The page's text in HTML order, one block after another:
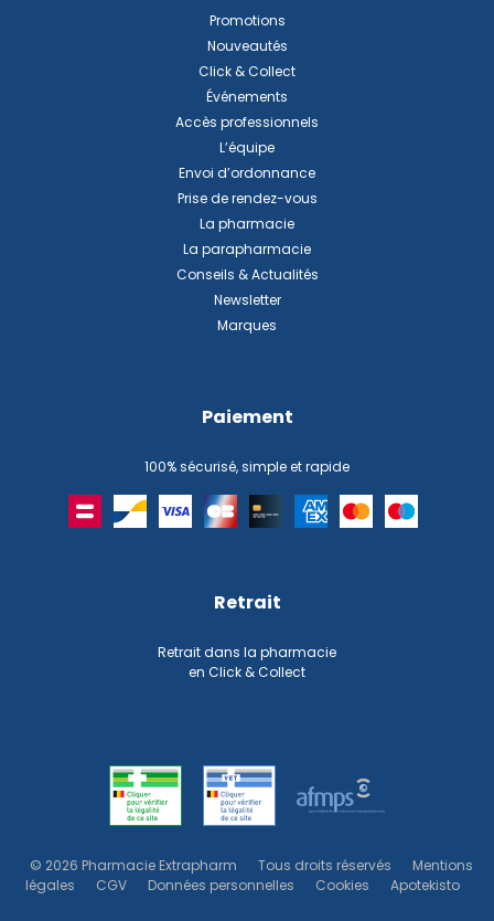
Promotions
Nouveautés
Click & Collect
Événements
Accès professionnels
L’équipe
Envoi d’ordonnance
Prise de rendez-vous
La pharmacie
La parapharmacie
Conseils & Actualités
Newsletter
Marques
Paiement
100% sécurisé, simple et rapide
Retrait
Retrait dans la pharmacie
en Click & Collect
© 2026 Pharmacie Extrapharm Tous droits réservés
Mentions
légales
CGV Données personnelles Cookies Apotekisto